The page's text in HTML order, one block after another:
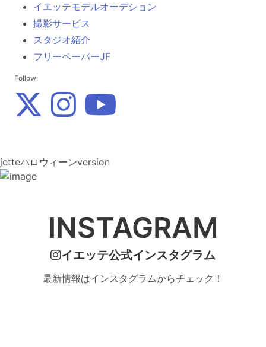
イエッテモデルオーデション
撮影サービス
スタジオ紹介
フリーペーパーJF
Follow:
jetteハロウィーンversion
INSTAGRAM
イエッテ公式インスタグラム
最新情報はインスタグラムからチェック！